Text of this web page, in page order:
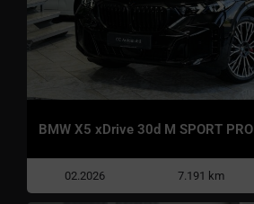
BMW X5 xDrive 30d M SPORT PRO
02.2026 7.191 km